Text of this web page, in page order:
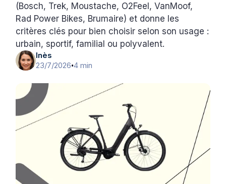
(Bosch, Trek, Moustache, O2Feel, VanMoof,
Rad Power Bikes, Brumaire) et donne les
critères clés pour bien choisir selon son usage :
urbain, sportif, familial ou polyvalent.
Inès
23/7/2026•4 min